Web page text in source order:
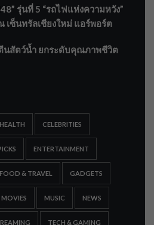
รุ่นที่ 5 “รถไฟแห่งความหวัง”
ซ็นทรัลเชียงใหม่ แอร์พอร์ต
นสัตว์น้ำ ยกระดับคุณภาพชีวิต
CELEBRITIES
ENTERTAINMENT
FOOD & TRAVEL GADGETS
MOVIES MUSIC NEWS
TECH & GAMING